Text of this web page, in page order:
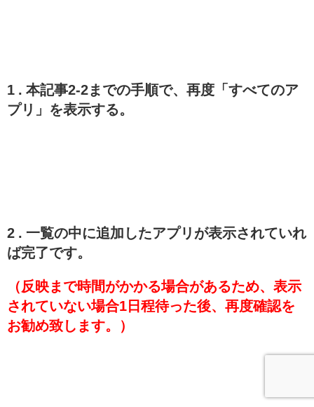
1 . 本記事2-2までの手順で、再度「すべてのア
プリ」を表示する。
2 . 一覧の中に追加したアプリが表示されていれ
ば完了です。
（反映まで時間がかかる場合があるため、表示
されていない場合1日程待った後、再度確認を
お勧め致します。）